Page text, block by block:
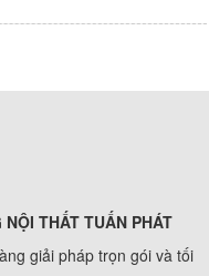
THẤT TUẤN PHÁT
giải pháp trọn gói và tối